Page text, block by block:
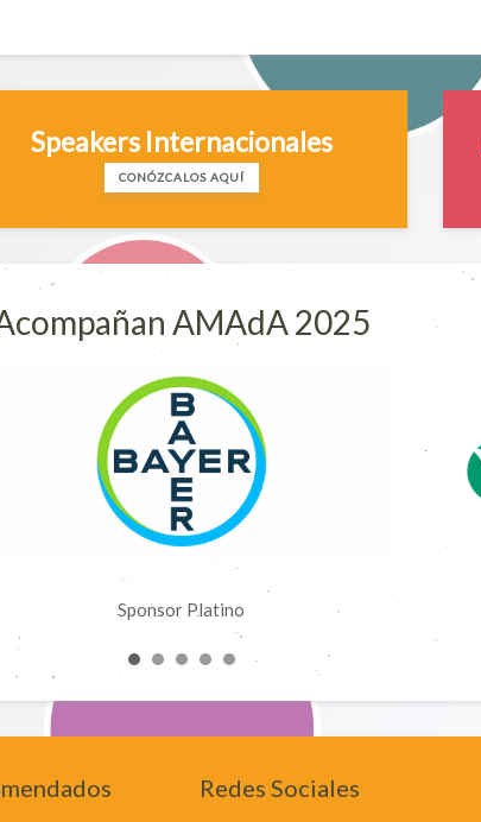
Speakers Internacionales
CONÓZCALOS AQUÍ
AMAdA 2025
Sponsor Platino
Redes Sociales